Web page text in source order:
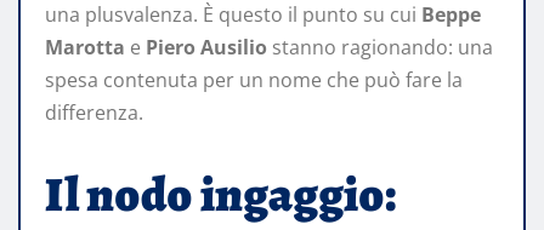
una plusvalenza. È questo il punto su cui Beppe
Marotta e Piero Ausilio stanno ragionando: una
spesa contenuta per un nome che può fare la
differenza.
Il nodo ingaggio: